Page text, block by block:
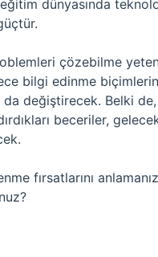
dünyasında
çözebilme
bilgi edinme
da değiştirecek. Belki
beceriler,
fırsatlarını